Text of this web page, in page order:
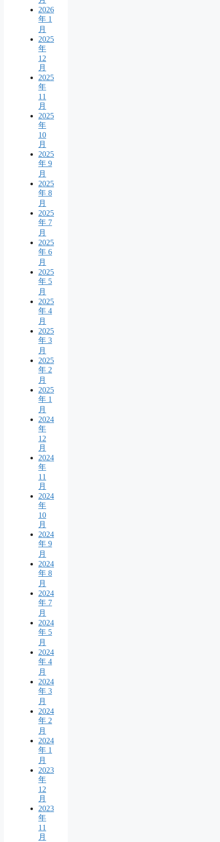
2026
年 1
月
2025
年
12
月
2025
年
11
月
2025
年
10
月
2025
年 9
月
2025
年 8
月
2025
年 7
月
2025
年 6
月
2025
年 5
月
2025
年 4
月
2025
年 3
月
2025
年 2
月
2025
年 1
月
2024
年
12
月
2024
年
11
月
2024
年
10
月
2024
年 9
月
2024
年 8
月
2024
年 7
月
2024
年 5
月
2024
年 4
月
2024
年 3
月
2024
年 2
月
2024
年 1
月
2023
年
12
月
2023
年
11
月